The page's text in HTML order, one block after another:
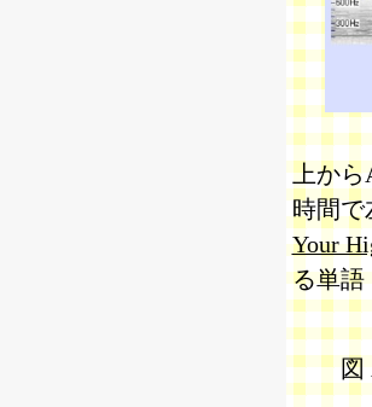
上から
時間で
Your
る単語
図